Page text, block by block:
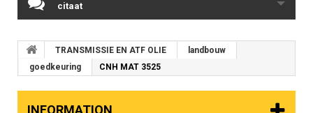
citaat
TRANSMISSIE EN ATF OLIE
landbouw
goedkeuring
CNH MAT 3525